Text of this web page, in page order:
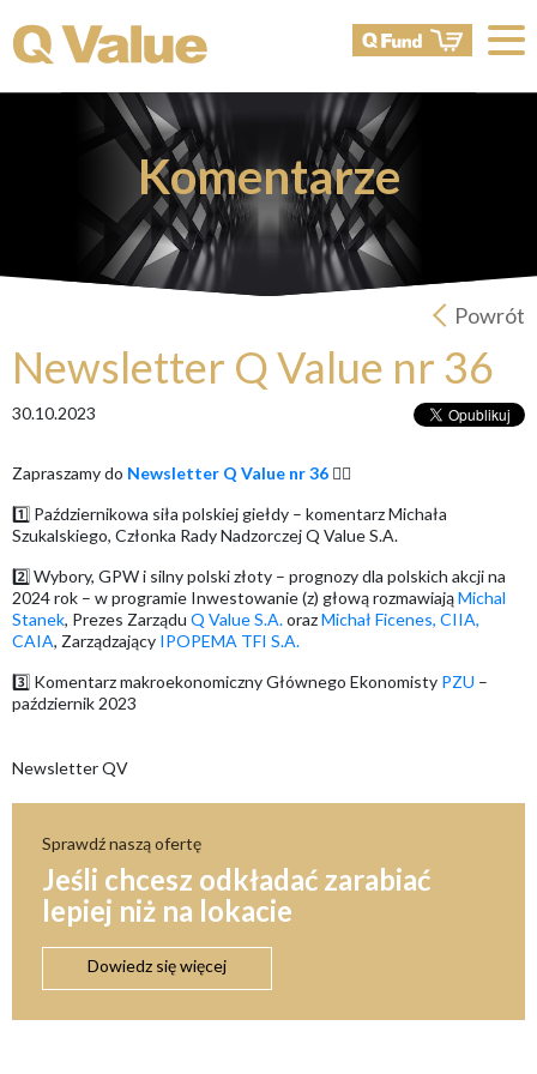
Komentarze
Powrót
Newsletter Q Value nr 36
30.10.2023
Zapraszamy do Newsletter Q Value nr 36 👇🏻
1️⃣ Październikowa siła polskiej giełdy – komentarz Michała
Szukalskiego, Członka Rady Nadzorczej Q Value S.A.
2️⃣ Wybory, GPW i silny polski złoty – prognozy dla polskich akcji na
2024 rok – w programie Inwestowanie (z) głową rozmawiająMichal
Stanek, Prezes Zarządu Q Value S.A.orazMichał Ficenes, CIIA,
CAIA, Zarządzający IPOPEMA TFI S.A.
3️⃣ Komentarz makroekonomiczny Głównego Ekonomisty PZU –
październik 2023
Newsletter QV
Sprawdź naszą ofertę
Jeśli chcesz odkładać zarabiać
lepiej niż na lokacie
Dowiedz się więcej